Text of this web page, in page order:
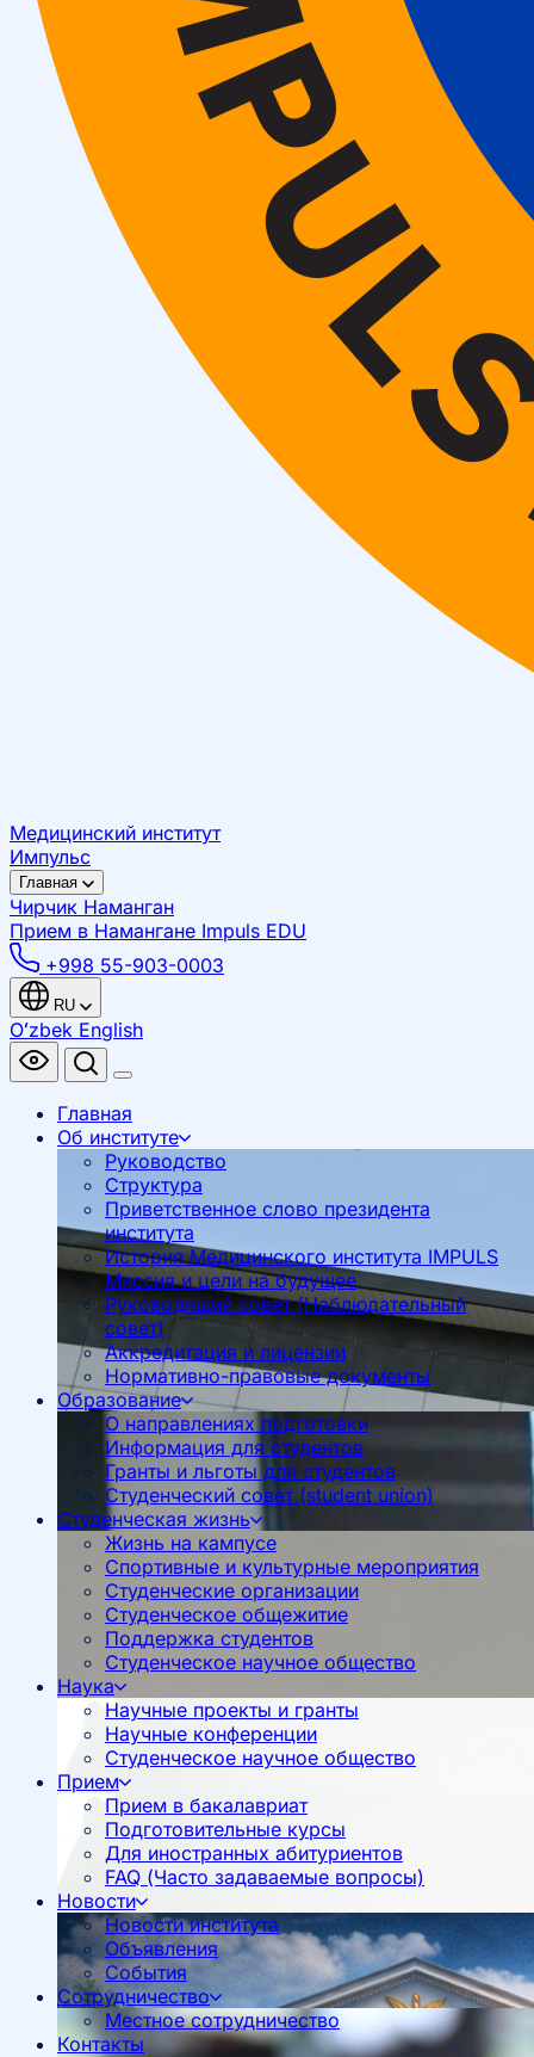
Медицинский институт
Импульс
Главная
Чирчик Наманган
Прием в Намангане Impuls EDU
+998 55-903-0003
RU
Oʻzbek English
Главная
Об институте
Руководство
Структура
Приветственное слово президента
института
История Медицинского института IMPULS
Миссия и цели на будущее
Руководящий совет (Наблюдательный
совет)
Аккредитация и лицензии
Нормативно-правовые документы
Образование
О направлениях подготовки
Информация для студентов
Гранты и льготы для студентов
Студенческий совет (student union)
Студенческая жизнь
Жизнь на кампусе
Спортивные и культурные мероприятия
Студенческие организации
Студенческое общежитие
Поддержка студентов
Студенческое научное общество
Наука
Научные проекты и гранты
Научные конференции
Студенческое научное общество
Прием
Прием в бакалавриат
Подготовительные курсы
Для иностранных абитуриентов
FAQ (Часто задаваемые вопросы)
Новости
Новости института
Объявления
События
Сотрудничество
Местное сотрудничество
Контакты